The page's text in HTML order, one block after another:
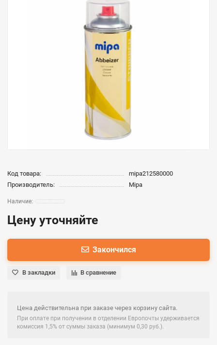
Код товара:
mipa212580000
Производитель:
Mipa
Цену уточняйте
Закончился
В закладки В сравнение
Цена действительна при заказе через корзину сайта.
При оплате при получении в отделении Европочты удерживается
комиссия 1,5% от суммы заказа (минимум 0,30 руб.).